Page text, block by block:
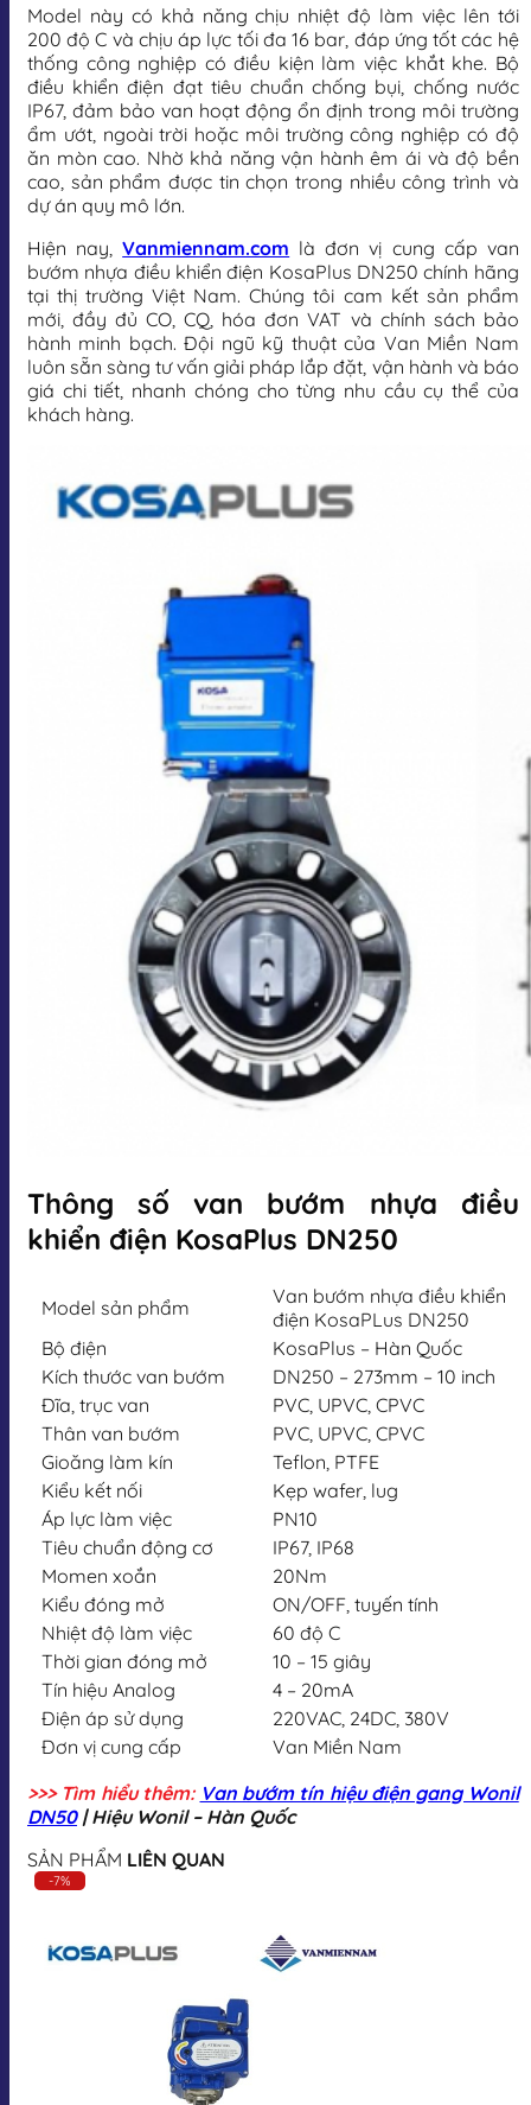
Model này có khả năng chịu nhiệt độ làm việc lên tới
200 độ C và chịu áp lực tối đa 16 bar, đáp ứng tốt các hệ
thống công nghiệp có điều kiện làm việc khắt khe. Bộ
điều khiển điện đạt tiêu chuẩn chống bụi, chống nước
IP67, đảm bảo van hoạt động ổn định trong môi trường
ẩm ướt, ngoài trời hoặc môi trường công nghiệp có độ
ăn mòn cao. Nhờ khả năng vận hành êm ái và độ bền
cao, sản phẩm được tin chọn trong nhiều công trình và
dự án quy mô lớn.
Hiện nay,Vanmiennam.com là đơn vị cung cấp van
bướm nhựa điều khiển điện KosaPlus DN250 chính hãng
tại thị trường Việt Nam. Chúng tôi cam kết sản phẩm
mới, đầy đủ CO, CQ, hóa đơn VAT và chính sách bảo
hành minh bạch. Đội ngũ kỹ thuật của Van Miền Nam
luôn sẵn sàng tư vấn giải pháp lắp đặt, vận hành và báo
giá chi tiết, nhanh chóng cho từng nhu cầu cụ thể của
khách hàng.
Thông số van bướm nhựa điều
khiển điện KosaPlus DN250
Model sản phẩm
Van bướm nhựa điều khiển
điện KosaPLus DN250
Bộ điện
KosaPlus – Hàn Quốc
Kích thước van bướm
DN250 – 273mm – 10 inch
Đĩa, trục van
PVC, UPVC, CPVC
Thân van bướm
PVC, UPVC, CPVC
Gioăng làm kín
Teflon, PTFE
Kiểu kết nối
Kẹp wafer, lug
Áp lực làm việc
PN10
Tiêu chuẩn động cơ
IP67, IP68
Momen xoắn
20Nm
Kiểu đóng mở
ON/OFF, tuyến tính
Nhiệt độ làm việc
60 độ C
Thời gian đóng mở
10 – 15 giây
Tín hiệu Analog
4 – 20mA
Điện áp sử dụng
220VAC, 24DC, 380V
Đơn vị cung cấp
Van Miền Nam
>>> Tìm hiểu thêm: Van bướm tín hiệu điện gang Wonil
DN50| Hiệu Wonil – Hàn Quốc
SẢN PHẨM LIÊN QUAN
-7%